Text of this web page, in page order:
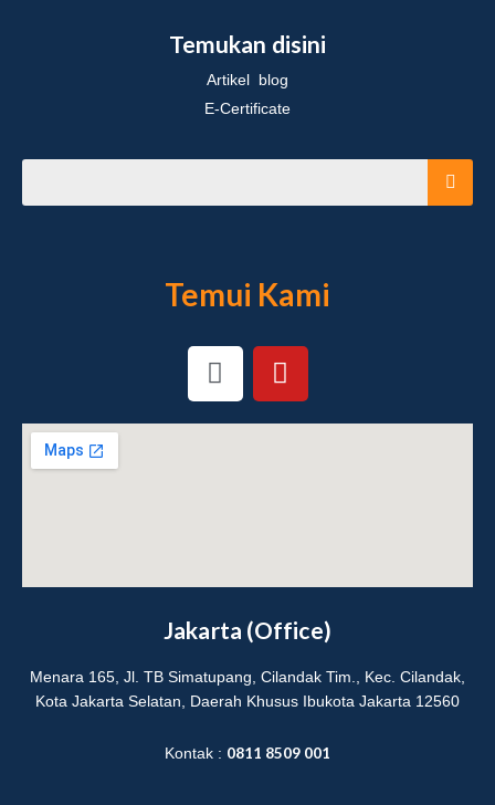
Temukan disini
Artikel blog
E-Certificate
Temui Kami
I
n
m
Y
o
Jakarta (Office)
Menara 165, Jl. TB Simatupang, Cilandak Tim., Kec. Cilandak,
Kota Jakarta Selatan, Daerah Khusus Ibukota Jakarta 12560
Kontak : 0811 8509 001